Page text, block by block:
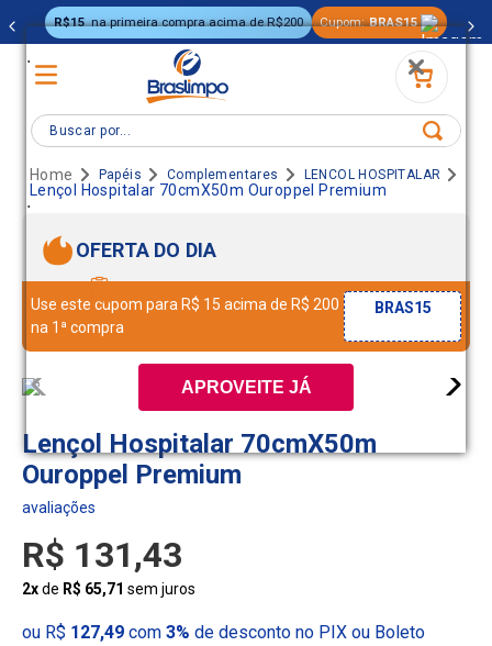
.
.
APROVEITE JÁ
R$15 na primeira compra acima de R$200 Cupom: BRAS15
Buscar por...
Papéis Complementares LENCOL HOSPITALAR
Lençol Hospitalar 70cmX50m Ouroppel Premium
OFERTA DO DIA
Use este cupom para R$ 15 acima de R$ 200
na 1ª compra
BRAS15
Lençol Hospitalar 70cmX50m
Ouroppel Premium
R$ 131,43
2xde R$ 65,71 sem juros
ou R$ 127,49com 3% de desconto no PIX ou Boleto